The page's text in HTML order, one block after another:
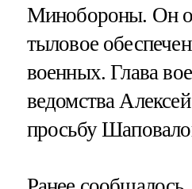
Минобороны. Он
тыловое
военных. Глава
ведомства
просьбу